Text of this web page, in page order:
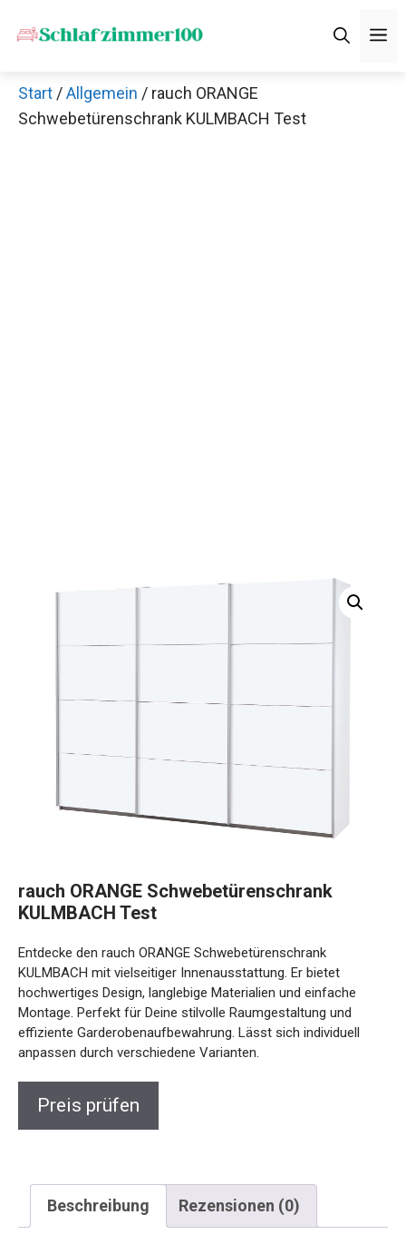
Inhalt
Start /Allgemein / rauch ORANGE
Schwebetürenschrank KULMBACH Test
rauch ORANGE Schwebetürenschrank
KULMBACH Test
Entdecke den rauch ORANGE Schwebetürenschrank
KULMBACH mit vielseitiger Innenausstattung. Er bietet
hochwertiges Design, langlebige Materialien und einfache
Montage. Perfekt für Deine stilvolle Raumgestaltung und
effiziente Garderobenaufbewahrung. Lässt sich individuell
anpassen durch verschiedene Varianten.
Preis prüfen
Beschreibung Rezensionen (0)